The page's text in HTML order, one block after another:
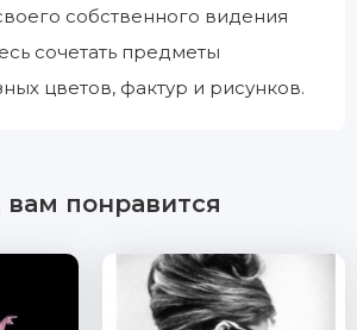
собственного видения
сочетать предметы
цветов, фактур и рисунков.
понравится